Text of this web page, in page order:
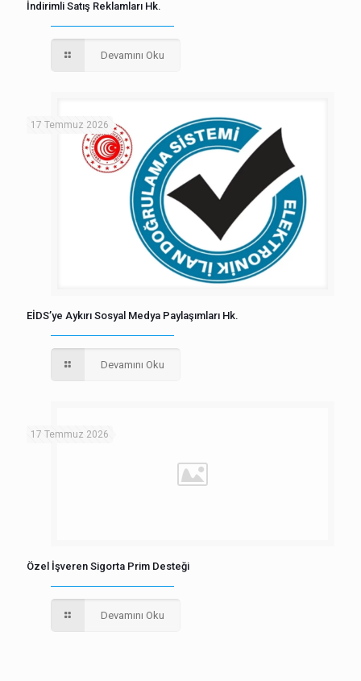
İndirimli Satış Reklamları Hk.
Devamını Oku
17 Temmuz 2026
EİDS’ye Aykırı Sosyal Medya Paylaşımları Hk.
Devamını Oku
17 Temmuz 2026
Özel İşveren Sigorta Prim Desteği
Devamını Oku